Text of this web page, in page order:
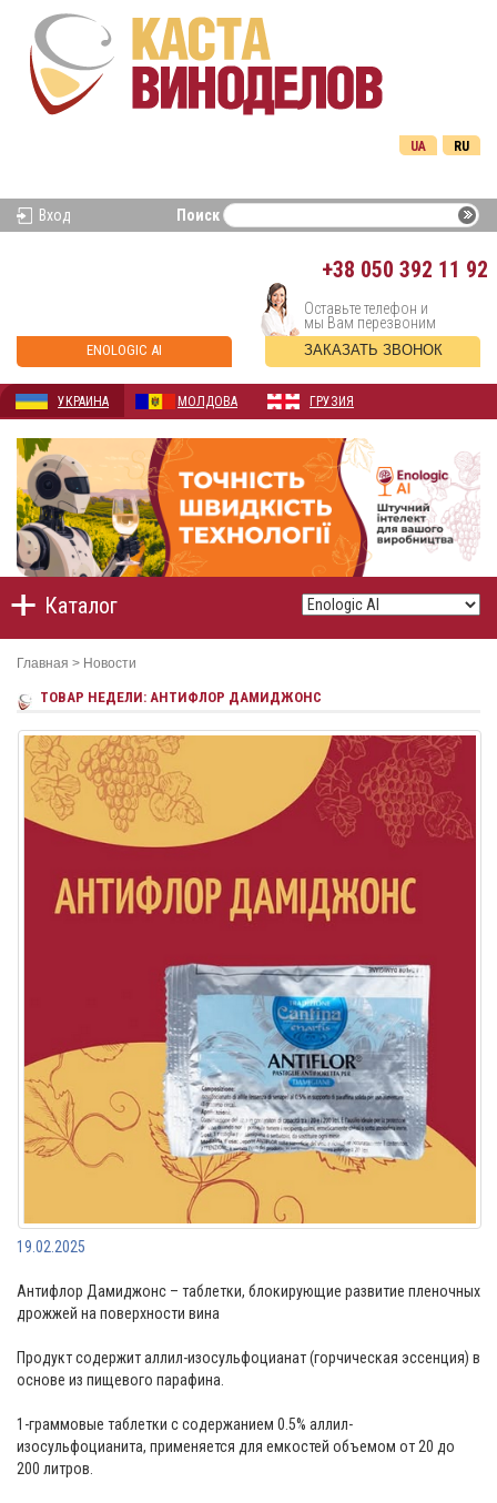
RU
UA
Вход Поиск
+38 050 392 11 92
ENOLOGIC AI
Оставьте телефон и
мы Вам перезвоним
ЗАКАЗАТЬ ЗВОНОК
УКРАИНА МОЛДОВА ГРУЗИЯ
Каталог
Главная > Новости
ТОВАР НЕДЕЛИ: АНТИФЛОР ДАМИДЖОНС
19.02.2025
Антифлор Дамиджонс – таблетки, блокирующие развитие пленочных
дрожжей на поверхности вина
Продукт содержит аллил-изосульфоцианат (горчическая эссенция) в
основе из пищевого парафина.
1-граммовые таблетки с содержанием 0.5% аллил-
изосульфоцианита, применяется для емкостей объемом от 20 до
200 литров.